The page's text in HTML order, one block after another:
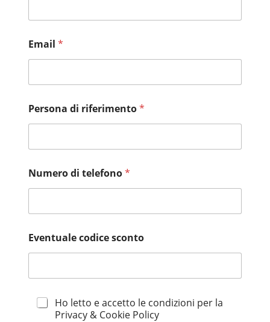
Email *
Persona di riferimento*
Numero di telefono*
Eventuale codice sconto
Ho letto e accetto le condizioni per la
Privacy & Cookie Policy